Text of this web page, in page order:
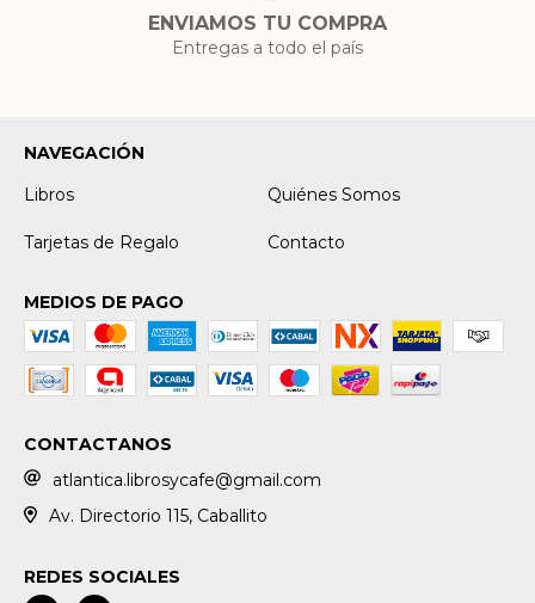
ENVIAMOS TU COMPRA
Entregas a todo el país
NAVEGACIÓN
Libros
Quiénes Somos
Tarjetas de Regalo Contacto
MEDIOS DE PAGO
CONTACTANOS
atlantica.librosycafe@gmail.com
Av. Directorio 115, Caballito
REDES SOCIALES